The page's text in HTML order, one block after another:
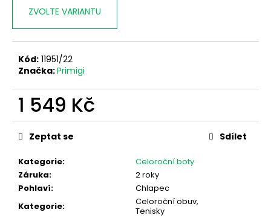
ZVOLTE VARIANTU
Kód: 11951/22
Značka:Primigi
1 549 Kč
Měrná
cena:
Kategorie:
Celoroční boty
Záruka:
2 roky
Pohlaví:
Chlapec
Kategorie:
Celoroční obuv,
Tenisky
Zeptat se Sdílet